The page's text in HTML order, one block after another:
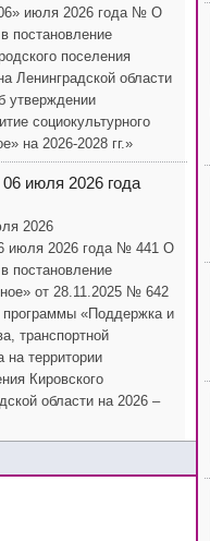
июля 2026 года № О
постановление
поселения
Ленинградской области
утверждении
социокультурного
на 2026-2028 гг.»
июля 2026 года
2026
июля 2026 года № 441 О
постановление
от 28.11.2025 № 642
«Поддержка и
транспортной
на территории
Кировского
области на 2026 –